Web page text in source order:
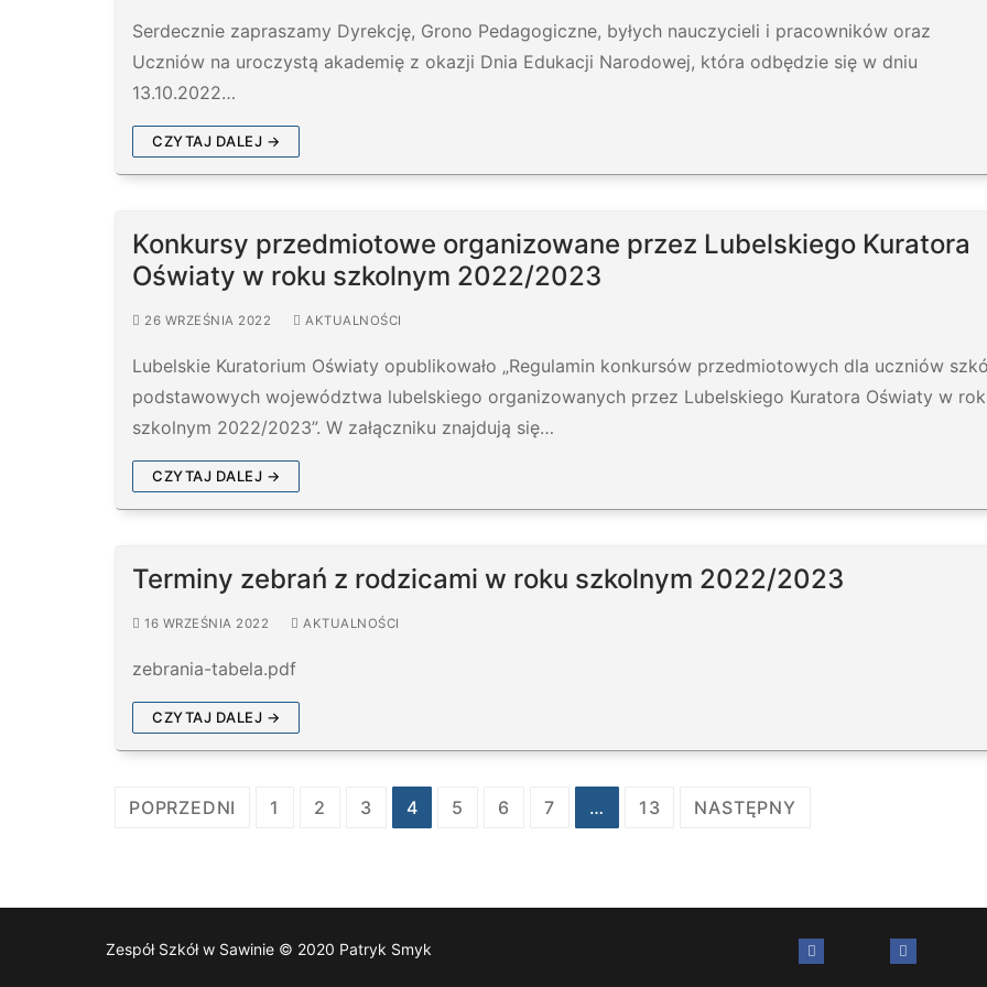
Serdecznie zapraszamy Dyrekcję, Grono Pedagogiczne, byłych nauczycieli i pracowników oraz
Uczniów na uroczystą akademię z okazji Dnia Edukacji Narodowej, która odbędzie się w dniu
13.10.2022…
CZYTAJ DALEJ →
Konkursy przedmiotowe organizowane przez Lubelskiego Kuratora
Oświaty w roku szkolnym 2022/2023
26 WRZEŚNIA 2022 AKTUALNOŚCI
Lubelskie Kuratorium Oświaty opublikowało „Regulamin konkursów przedmiotowych dla uczniów
podstawowych województwa lubelskiego organizowanych przez Lubelskiego Kuratora Oświaty w
szkolnym 2022/2023”. W załączniku znajdują się…
CZYTAJ DALEJ →
Terminy zebrań z rodzicami w roku szkolnym 2022/2023
16 WRZEŚNIA 2022 AKTUALNOŚCI
zebrania-tabela.pdf
CZYTAJ DALEJ →
Stronicowanie
POPRZEDNI 1 2 3 4 5 6 7 … 13 NASTĘPNY
Zespół Szkół w Sawinie © 2020 Patryk Smyk